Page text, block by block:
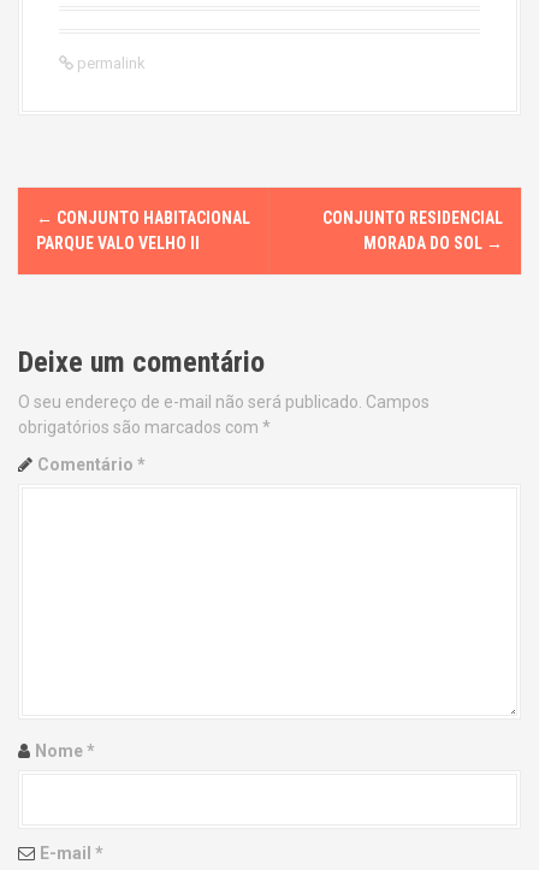
permalink
P
t
n
a
o
← CONJUNTO HABITACIONAL
PARQUE VALO VELHO II
CONJUNTO RESIDENCIAL
MORADA DO SOL →
Deixe um comentário
O seu endereço de e-mail não será publicado. Campos
obrigatórios são marcados com *
Comentário *
Nome*
E-mail *